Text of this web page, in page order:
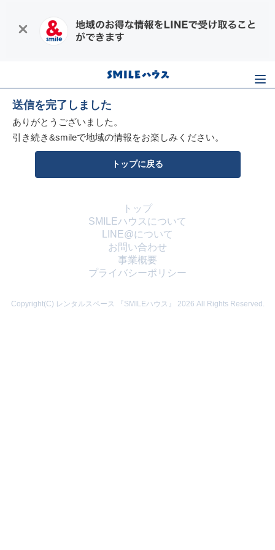
送信を完了しました
ありがとうございました。
引き続き&smileで地域の情報をお楽しみください。
トップに戻る
トップ
SMILEハウスについて
LINE@について
お問い合わせ
事業概要
プライバシーポリシー
Copyright(C) レンタルスペース 『SMILEハウス』 2026 All Rights Reserved.